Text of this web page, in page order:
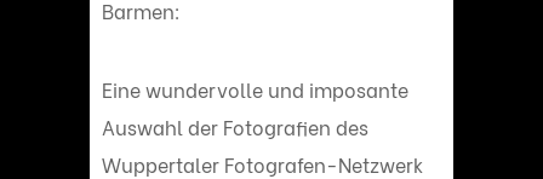
Barmen:
Eine wundervolle und imposante
Auswahl der Fotografien des
Wuppertaler Fotografen-Netzwerk